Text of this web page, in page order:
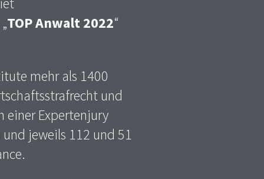
TOP Anwalt 2022“
mehr als 1400
und
einer Expertenjury
jeweils 112 und 51